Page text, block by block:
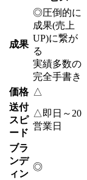
成果
◎圧倒的に
成果(売上
UP)に繋が
る
実績多数の
完全手書き
価格 △
送付
スピ
ード
△ 即日～20
営業日
ブラ
ンデ
ィン
◎